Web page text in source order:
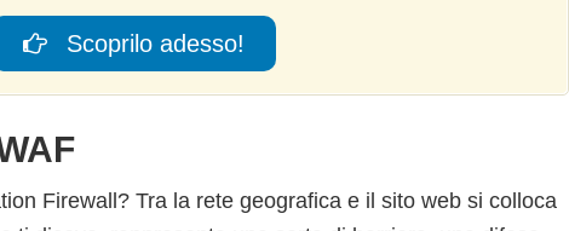
Scoprilo adesso!
Firewall? Tra la rete geografica e il sito web si colloca